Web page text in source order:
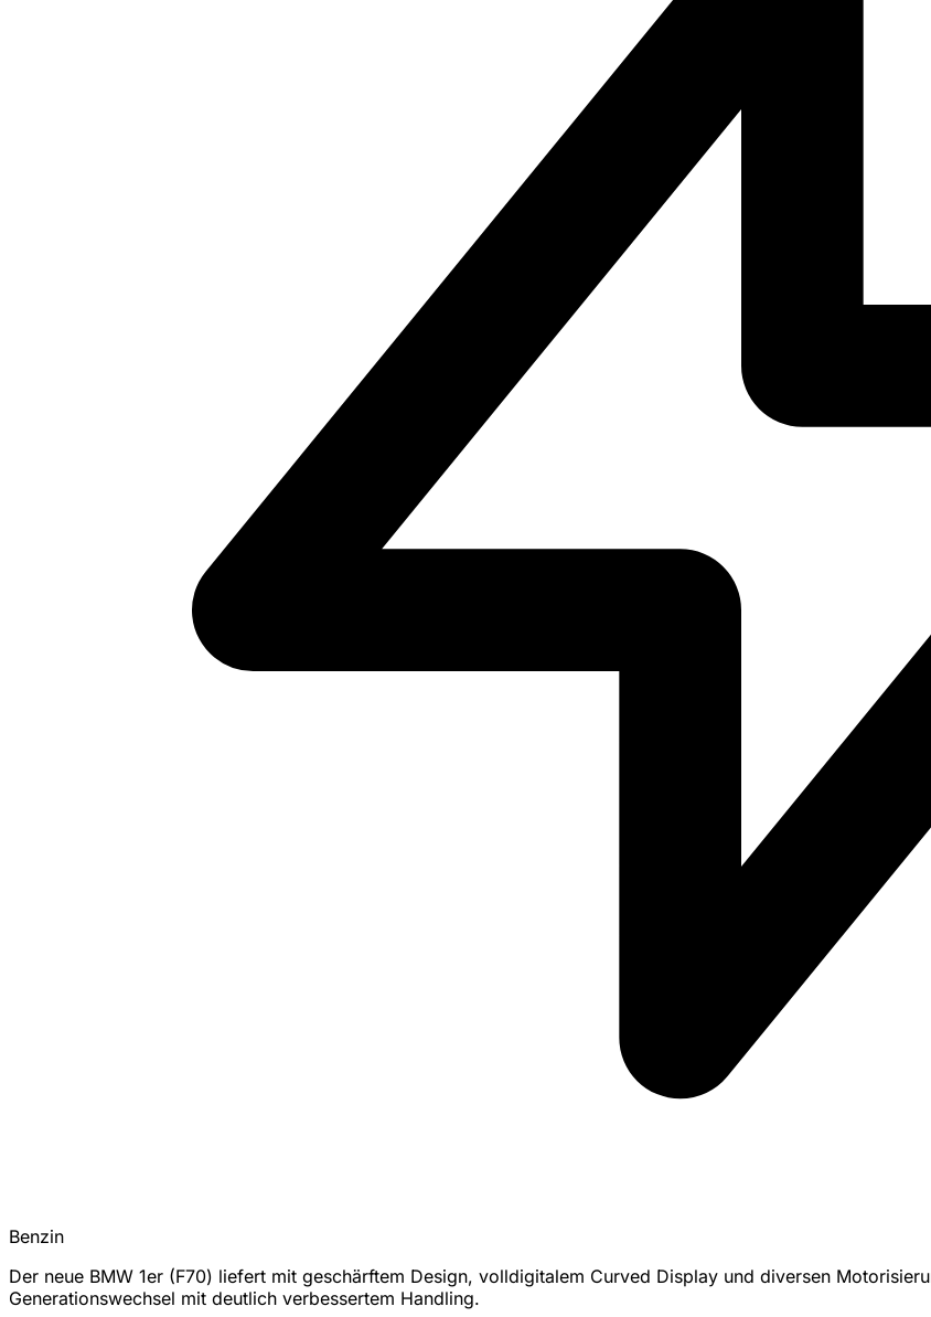
Benzin
Der neue BMW 1er (F70) liefert mit geschärftem Design, volldigitalem Curved Display und diversen
Generationswechsel mit deutlich verbessertem Handling.